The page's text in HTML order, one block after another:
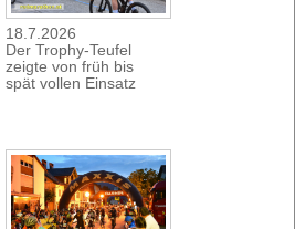
18.7.2026
Der Trophy-Teufel
zeigte von früh bis
spät vollen Einsatz